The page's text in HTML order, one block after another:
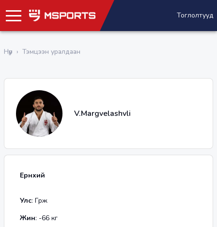
Тоглолтууд
Нүүр › Тэмцээн уралдаан
V.Margvelashvli
Ерөнхий
Улс: Гүрж
Жин: -66 кг